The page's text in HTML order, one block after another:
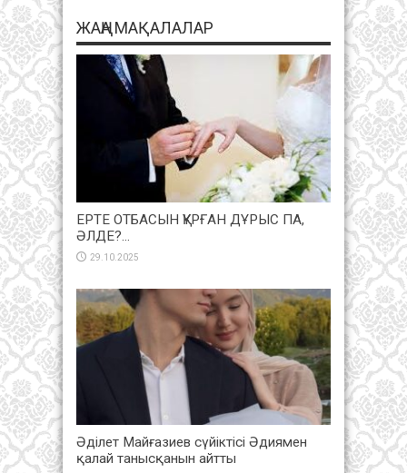
ЖАҢА МАҚАЛАЛАР
ЕРТЕ ОТБАСЫН ҚҰРҒАН ДҰРЫС ПА,
ӘЛДЕ?…
29.10.2025
Әділет Майғазиев сүйіктісі Әдиямен
қалай танысқанын айтты